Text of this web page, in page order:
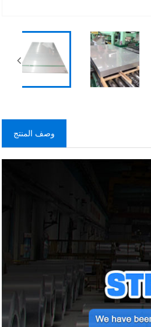
وصف المنتج